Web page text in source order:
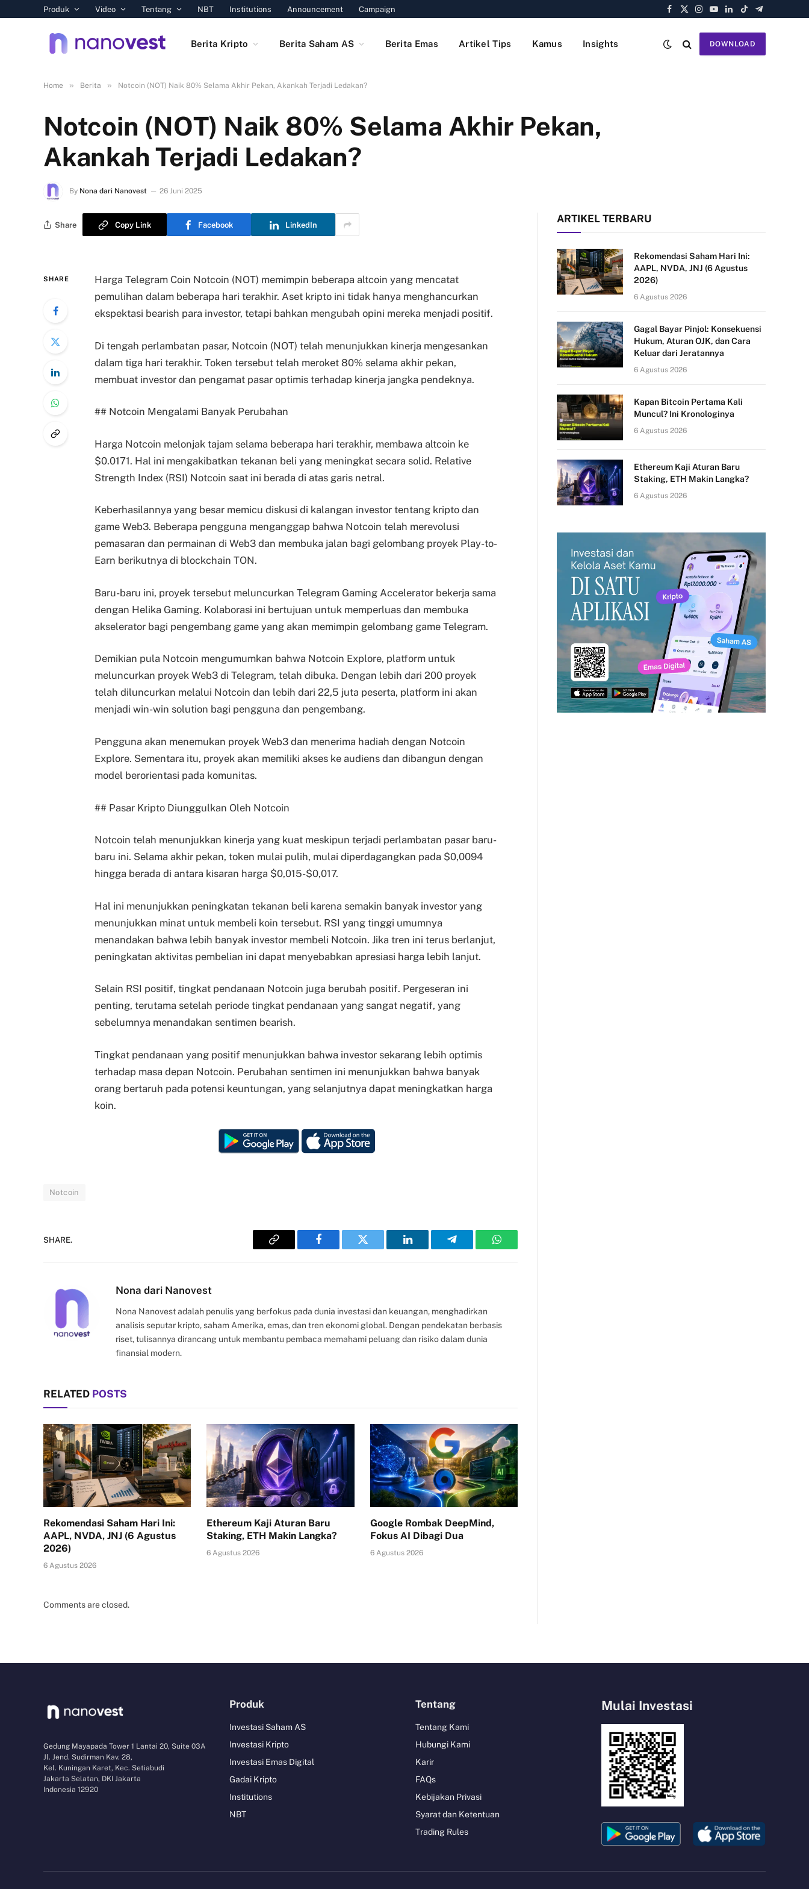
Produk Video Tentang NBT Institutions Announcement Campaign
Facebook
X
Instagram
YouTube
LinkedIn
TikTokTelegram
Berita Kripto Berita Saham AS Berita Emas Artikel Tips Kamus Insights DOWNLOAD
Home » Berita » Notcoin (NOT) Naik 80% Selama Akhir Pekan, Akankah Terjadi Ledakan?
Notcoin (NOT) Naik 80% Selama Akhir Pekan,
Akankah Terjadi Ledakan?
By Nona dari Nanovest 26 Juni 2025
Share Copy Link Facebook LinkedIn
SHARE
Harga Telegram Coin Notcoin (NOT) memimpin beberapa altcoin yang mencatat
pemulihan dalam beberapa hari terakhir. Aset kripto ini tidak hanya menghancurkan
ekspektasi bearish para investor, tetapi bahkan mengubah opini mereka menjadi positif.
Di tengah perlambatan pasar, Notcoin (NOT) telah menunjukkan kinerja mengesankan
dalam tiga hari terakhir. Token tersebut telah meroket 80% selama akhir pekan,
membuat investor dan pengamat pasar optimis terhadap kinerja jangka pendeknya.
## Notcoin Mengalami Banyak Perubahan
Harga Notcoin melonjak tajam selama beberapa hari terakhir, membawa altcoin ke
$0.0171. Hal ini mengakibatkan tekanan beli yang meningkat secara solid. Relative
Strength Index (RSI) Notcoin saat ini berada di atas garis netral.
Keberhasilannya yang besar memicu diskusi di kalangan investor tentang kripto dan
game Web3. Beberapa pengguna menganggap bahwa Notcoin telah merevolusi
pemasaran dan permainan di Web3 dan membuka jalan bagi gelombang proyek Play-to-
Earn berikutnya di blockchain TON.
Baru-baru ini, proyek tersebut meluncurkan Telegram Gaming Accelerator bekerja sama
dengan Helika Gaming. Kolaborasi ini bertujuan untuk memperluas dan membuka
akselerator bagi pengembang game yang akan memimpin gelombang game Telegram.
Demikian pula Notcoin mengumumkan bahwa Notcoin Explore, platform untuk
meluncurkan proyek Web3 di Telegram, telah dibuka. Dengan lebih dari 200 proyek
telah diluncurkan melalui Notcoin dan lebih dari 22,5 juta peserta, platform ini akan
menjadi win-win solution bagi pengguna dan pengembang.
Pengguna akan menemukan proyek Web3 dan menerima hadiah dengan Notcoin
Explore. Sementara itu, proyek akan memiliki akses ke audiens dan dibangun dengan
model berorientasi pada komunitas.
## Pasar Kripto Diunggulkan Oleh Notcoin
Notcoin telah menunjukkan kinerja yang kuat meskipun terjadi perlambatan pasar baru-
baru ini. Selama akhir pekan, token mulai pulih, mulai diperdagangkan pada $0,0094
hingga berada di antara kisaran harga $0,015-$0,017.
Hal ini menunjukkan peningkatan tekanan beli karena semakin banyak investor yang
menunjukkan minat untuk membeli koin tersebut. RSI yang tinggi umumnya
menandakan bahwa lebih banyak investor membeli Notcoin. Jika tren ini terus berlanjut,
peningkatan aktivitas pembelian ini dapat menyebabkan apresiasi harga lebih lanjut.
Selain RSI positif, tingkat pendanaan Notcoin juga berubah positif. Pergeseran ini
penting, terutama setelah periode tingkat pendanaan yang sangat negatif, yang
sebelumnya menandakan sentimen bearish.
Tingkat pendanaan yang positif menunjukkan bahwa investor sekarang lebih optimis
terhadap masa depan Notcoin. Perubahan sentimen ini menunjukkan bahwa banyak
orang bertaruh pada potensi keuntungan, yang selanjutnya dapat meningkatkan harga
koin.
Notcoin
SHARE.
Copy
Facebook Twitter LinkedIn Telegram WhatsApp
Nona dari Nanovest
Nona Nanovest adalah penulis yang berfokus pada dunia investasi dan keuangan, menghadirkan
analisis seputar kripto, saham Amerika, emas, dan tren ekonomi global. Dengan pendekatan berbasis
riset, tulisannya dirancang untuk membantu pembaca memahami peluang dan risiko dalam dunia
finansial modern.
RELATED POSTS
Rekomendasi Saham Hari Ini:
AAPL, NVDA, JNJ (6 Agustus
2026)
6 Agustus 2026
Ethereum Kaji Aturan Baru
Staking, ETH Makin Langka?
6 Agustus 2026
Google Rombak DeepMind,
Fokus AI Dibagi Dua
6 Agustus 2026
Comments are closed.
ARTIKEL TERBARU
Rekomendasi Saham Hari Ini:
AAPL, NVDA, JNJ (6 Agustus
2026)
6 Agustus 2026
Gagal Bayar Pinjol: Konsekuensi
Hukum, Aturan OJK, dan Cara
Keluar dari Jeratannya
6 Agustus 2026
Kapan Bitcoin Pertama Kali
Muncul? Ini Kronologinya
6 Agustus 2026
Ethereum Kaji Aturan Baru
Staking, ETH Makin Langka?
6 Agustus 2026
Gedung Mayapada Tower 1 Lantai 20, Suite 03A
Jl. Jend. Sudirman Kav. 28,
Kel. Kuningan Karet, Kec. Setiabudi
Jakarta Selatan, DKI Jakarta
Indonesia 12920
Produk
Investasi Saham AS
Investasi Kripto
Investasi Emas Digital
Gadai Kripto
Institutions
NBT
Tentang
Tentang Kami
Hubungi Kami
Karir
FAQs
Kebijakan Privasi
Syarat dan Ketentuan
Trading Rules
Mulai Investasi